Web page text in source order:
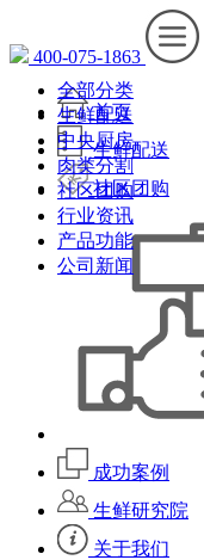
400-075-1863
首页
生鲜配送
社区团购
成功案例
生鲜研究院
关于我们
全部分类
生鲜配送
中央厨房
肉类分割
社区团购
行业资讯
产品功能
公司新闻